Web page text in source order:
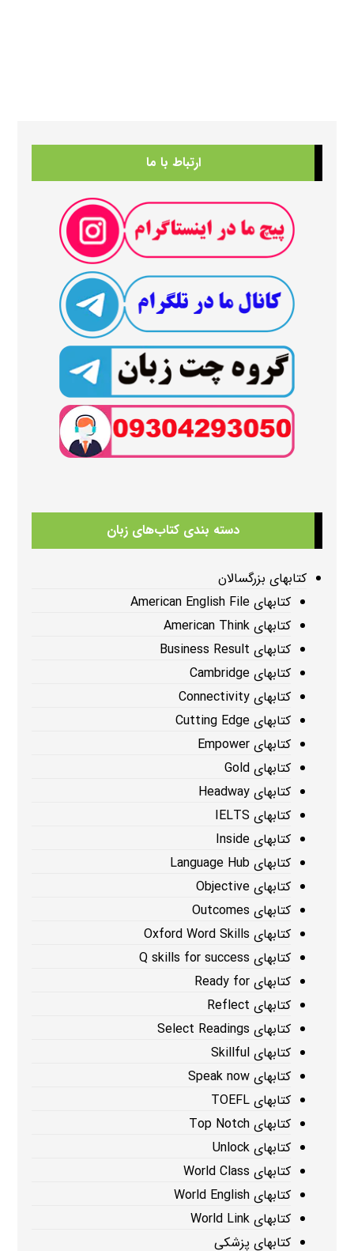
ارتباط با ما
دسته بندی کتاب‌های زبان
کتابهای بزرگسالان
کتابهای American English File
کتابهای American Think
کتابهای Business Result
کتابهای Cambridge
کتابهای Connectivity
کتابهای Cutting Edge
کتابهای Empower
کتابهای Gold
کتابهای Headway
کتابهای IELTS
کتابهای Inside
کتابهای Language Hub
کتابهای Objective
کتابهای Outcomes
کتابهای Oxford Word Skills
کتابهای Q skills for success
کتابهای Ready for
کتابهای Reflect
کتابهای Select Readings
کتابهای Skillful
کتابهای Speak now
کتابهای TOEFL
کتابهای Top Notch
کتابهای Unlock
کتابهای World Class
کتابهای World English
کتابهای World Link
کتابهای پزشکی